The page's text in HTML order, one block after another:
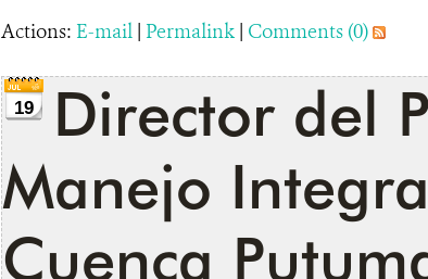
Actions: E-mail| Permalink| Comments (0)
19
Director del
Manejo
Cuenca